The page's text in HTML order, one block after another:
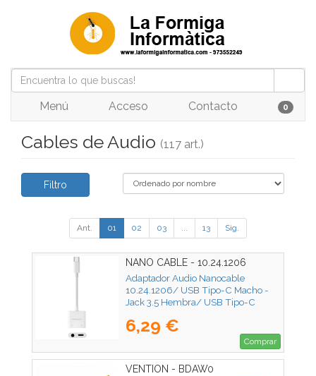
Menú Acceso Contacto 0
Cables de Audio (117 art.)
Filtro
Ant. 01 02 03 ... 13 Sig.
NANO CABLE - 10.24.1206
Adaptador Audio Nanocable
10.24.1206/ USB Tipo-C Macho -
Jack 3.5 Hembra/ USB Tipo-C
6,29 €
Comprar
VENTION - BDAW0